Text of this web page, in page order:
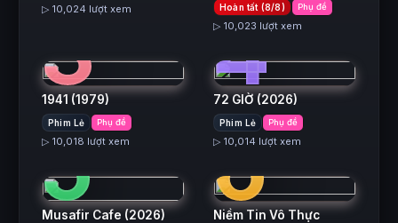
▷ 10,024 lượt xem Hoàn tất (8/8) Phụ đề
▷ 10,023 lượt xem
3
1941 (1979)
Phim Lẻ Phụ đề
▷ 10,018 lượt xem
4
72 GIỜ (2026)
Phim Lẻ Phụ đề
▷ 10,014 lượt xem
5
Musafir Cafe (2026) 6
Niềm Tin Vô Thực